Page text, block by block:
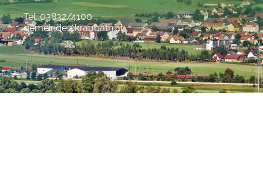
Tel. 03832/4100
gemeinde@kraubath.at